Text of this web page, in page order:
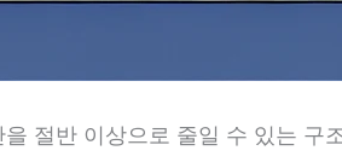
절반 이상으로 줄일 수 있는 구